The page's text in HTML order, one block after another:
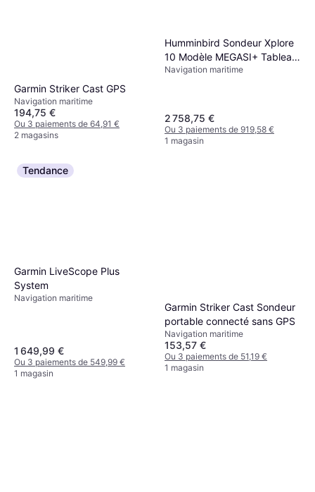
Garmin Striker Cast GPS
Navigation maritime
194,75 €
Ou 3 paiements de 64,91 €
2 magasins
Humminbird Sondeur Xplore
10 Modèle MEGASI+ Tableau
Arrière T°
Navigation maritime
2 758,75 €
Ou 3 paiements de 919,58 €
1 magasin
Tendance
Garmin LiveScope Plus
System
Navigation maritime
1 649,99 €
Ou 3 paiements de 549,99 €
1 magasin
Garmin Striker Cast Sondeur
portable connecté sans GPS
Navigation maritime
153,57 €
Ou 3 paiements de 51,19 €
1 magasin